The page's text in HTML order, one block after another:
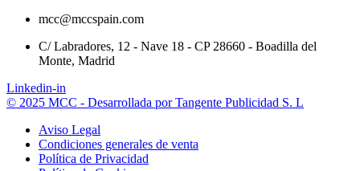
mcc@mccspain.com
C/ Labradores, 12 - Nave 18 - CP 28660 - Boadilla del
Monte, Madrid
Linkedin-in
© 2025 MCC - Desarrollada por Tangente Publicidad S. L
Aviso Legal
Condiciones generales de venta
Política de Privacidad